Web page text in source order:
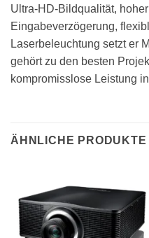
Ultra-HD-Bildqualität,
Eingabeverzögerung,
Laserbeleuchtung setzt er
gehört zu den besten
kompromisslose Leistung
ÄHNLICHE PRODUKTE